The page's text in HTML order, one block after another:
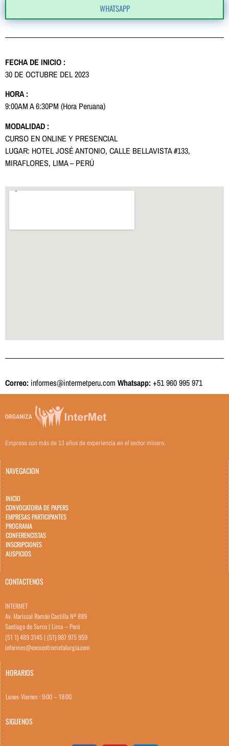
WHATSAPP
FECHA DE INICIO :
30 DE OCTUBRE DEL 2023
HORA :
9:00AM A 6:30PM (Hora Peruana)
MODALIDAD :
CURSO EN ONLINE Y PRESENCIAL
LUGAR: HOTEL JOSÉ ANTONIO, CALLE BELLAVISTA #133,
MIRAFLORES, LIMA – PERÚ
Correo: informes@intermetperu.com Whatsapp:+51 960 995 971
Empresa con más de 13 años de experiencia en el sector minero.
NAVEGACION
INICIO
CONVOCATORIA DE PAPERS
EMPRESAS PARTICIPANTES
PROGRAMA
CONFERENCISTAS
INSCRIPCIONES
AUSPICIOS
CONTACTENOS
INTERMET
Av. Mariscal Ramón Castilla Nº 889
Santiago de Surco | Lima – Perú
(51 1) 489 3145 | (51) 987 975 959
informes@encuentrometalurgia.com
HORARIOS
Lunes-Viernes : 9:00 – 18:00
SIGUENOS